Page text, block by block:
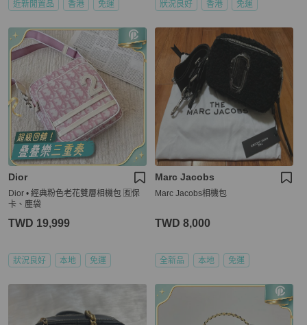
近新閒置品 香港 免運 狀況良好 香港 免運
Dior
Dior • 經典粉色老花雙層相機包 🈶保
卡、塵袋
TWD 19,999
狀況良好 本地 免運
Marc Jacobs
Marc Jacobs相機包
TWD 8,000
全新品 本地 免運